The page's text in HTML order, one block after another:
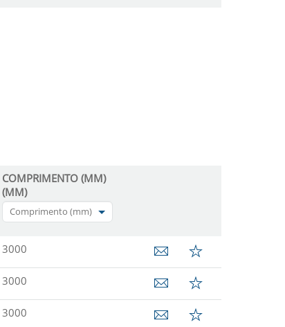
COMPRIMENTO (MM)
(MM)
Comprimento (mm)
3000
3000
3000